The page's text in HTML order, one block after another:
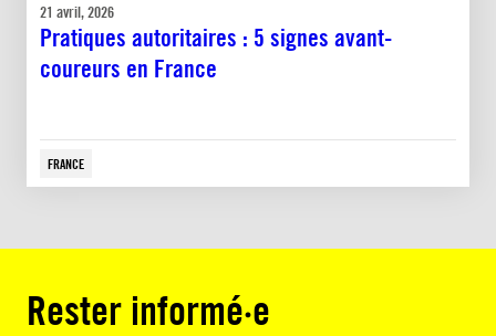
21 avril, 2026
Pratiques autoritaires : 5 signes avant-
coureurs en France
FRANCE
Rester informé·e